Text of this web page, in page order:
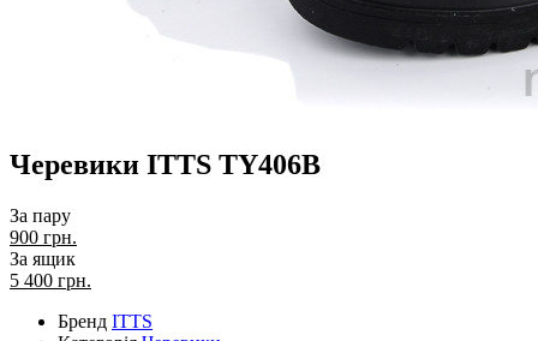
Черевики ITTS TY406B
За пару
900 грн.
За ящик
5 400 грн.
Бренд ITTS